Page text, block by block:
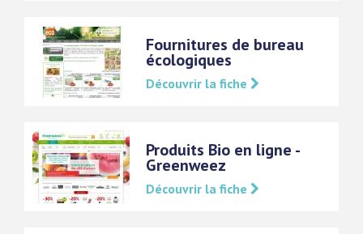
Fournitures de bureau
écologiques
Découvrir la fiche
Produits Bio en ligne -
Greenweez
Découvrir la fiche